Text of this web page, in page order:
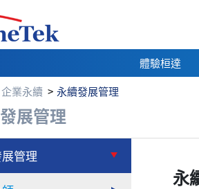
體驗桓達
企業永續 永續發展管理
發展管理
展管理
管理
永